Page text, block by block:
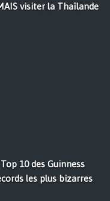
visiter la Thaïlande
Top 10 des Guinness
les plus bizarres